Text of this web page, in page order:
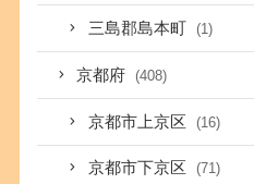
三島郡島本町 (1)
京都府 (408)
京都市上京区 (16)
京都市下京区 (71)